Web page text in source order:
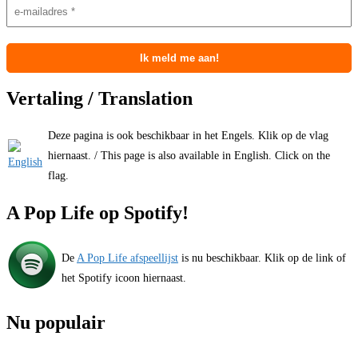
Vertaling / Translation
Deze pagina is ook beschikbaar in het Engels. Klik op de vlag
hiernaast. / This page is also available in English. Click on the
flag.
A Pop Life op Spotify!
De A Pop Life afspeellijst is nu beschikbaar. Klik op de link of
het Spotify icoon hiernaast.
Nu populair